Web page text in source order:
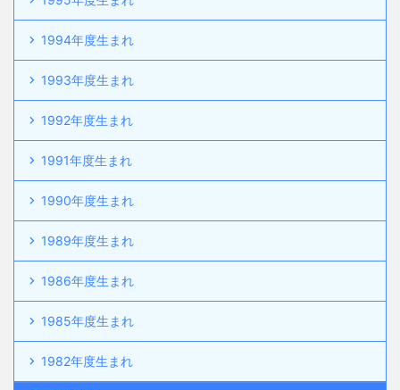
1994年度生まれ
1993年度生まれ
1992年度生まれ
1991年度生まれ
1990年度生まれ
1989年度生まれ
1986年度生まれ
1985年度生まれ
1982年度生まれ